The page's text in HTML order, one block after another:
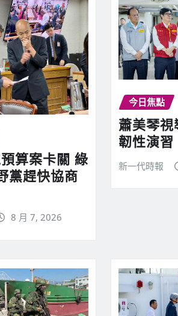
算案卡關 綠
黨趕快協商
8 月 7, 2026
今日焦點
蕭美琴
韌性演習
新一代時報